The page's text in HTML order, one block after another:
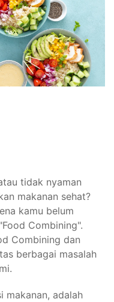
tidak nyaman
makanan sehat?
kamu belum
Combining".
Combining dan
berbagai masalah
makanan, adalah